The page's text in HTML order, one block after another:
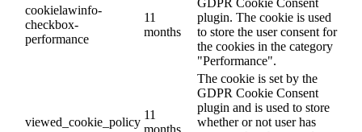
cookielawinfo-
checkbox-
performance
11
months
GDPR Cookie Consent
plugin. The cookie is used
to store the user consent for
the cookies in the category
"Performance".
viewed_cookie_policy
11
months
The cookie is set by the
GDPR Cookie Consent
plugin and is used to store
whether or not user has